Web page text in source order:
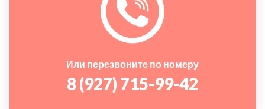
Или перезвоните по номеру
8 (927) 715-99-42